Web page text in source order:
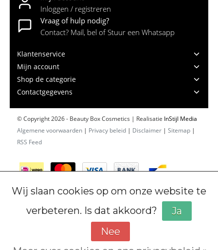
Inloggen / registreren
Vraag of hulp nodig?
Contact? Mail, bel of Stuur een Whatsapp
Klantenservice
Mijn account
Shop de categorie
Contactgegevens
© Copyright 2026 - Beauty Box Cosmetics | Realisatie InStijl Media
Algemene voorwaarden | Privacy beleid | Disclaimer | Sitemap |
RSS Feed
Wij slaan cookies op om onze website te
verbeteren. Is dat akkoord?
Ja
Nee